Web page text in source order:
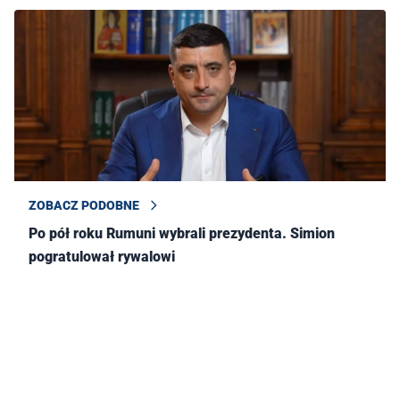
ZOBACZ PODOBNE
Po pół roku Rumuni wybrali prezydenta. Simion
pogratulował rywalowi